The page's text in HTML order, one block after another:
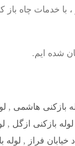
خدمات چاه باز
شده ایم.
بازکنی هاشمی ,
لوله بازکنی ازگل ,
خیابان فراز , لوله